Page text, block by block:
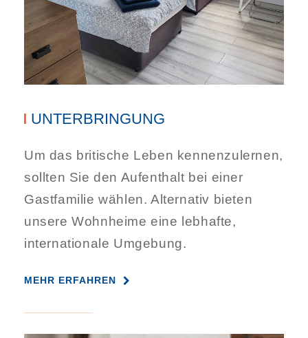
UNTERBRINGUNG
Um das britische Leben kennenzulernen,
sollten Sie den Aufenthalt bei einer
Gastfamilie wählen. Alternativ bieten
unsere Wohnheime eine lebhafte,
internationale Umgebung.
MEHR ERFAHREN